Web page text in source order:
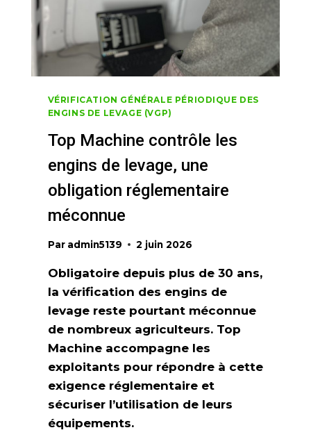
VÉRIFICATION GÉNÉRALE PÉRIODIQUE DES
ENGINS DE LEVAGE (VGP)
Top Machine contrôle les
engins de levage, une
obligation réglementaire
méconnue
Par admin5139 2 juin 2026
Obligatoire depuis plus de 30 ans,
la vérification des engins de
levage reste pourtant méconnue
de nombreux agriculteurs. Top
Machine accompagne les
exploitants pour répondre à cette
exigence réglementaire et
sécuriser l’utilisation de leurs
équipements.